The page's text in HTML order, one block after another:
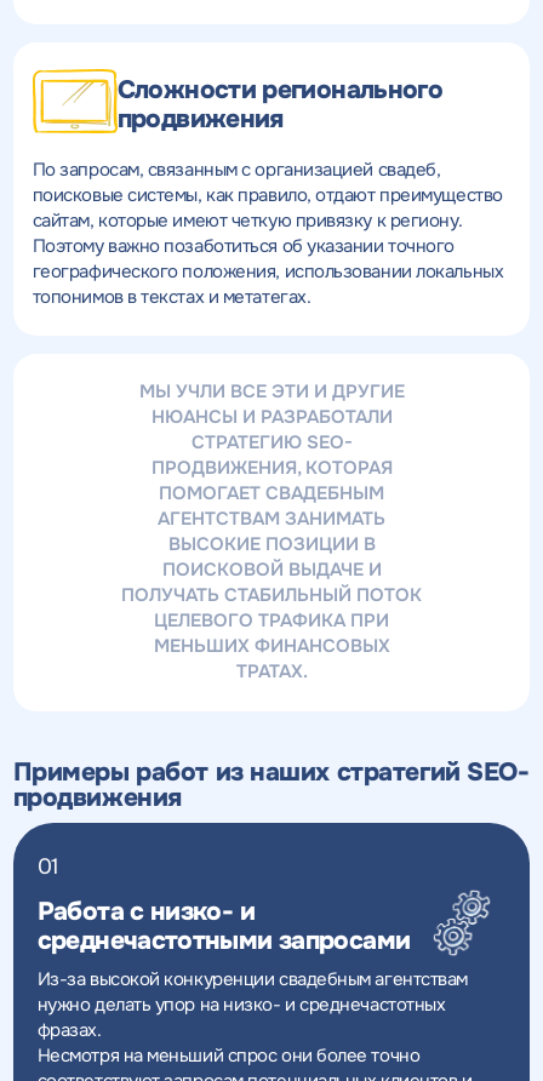
Сложности регионального
продвижения
По запросам, связанным с организацией свадеб,
поисковые системы, как правило, отдают преимущество
сайтам, которые имеют четкую привязку к региону.
Поэтому важно позаботиться об указании точного
географического положения, использовании локальных
топонимов в текстах и метатегах.
МЫ УЧЛИ ВСЕ ЭТИ И ДРУГИЕ
НЮАНСЫ И РАЗРАБОТАЛИ
СТРАТЕГИЮ SEO-
ПРОДВИЖЕНИЯ, КОТОРАЯ
ПОМОГАЕТ СВАДЕБНЫМ
АГЕНТСТВАМ ЗАНИМАТЬ
ВЫСОКИЕ ПОЗИЦИИ В
ПОИСКОВОЙ ВЫДАЧЕ И
ПОЛУЧАТЬ СТАБИЛЬНЫЙ ПОТОК
ЦЕЛЕВОГО ТРАФИКА ПРИ
МЕНЬШИХ ФИНАНСОВЫХ
ТРАТАХ.
Примеры работ из наших стратегий SEO-
продвижения
01
Работа с низко- и
среднечастотными запросами
Из-за высокой конкуренции свадебным агентствам
нужно делать упор на низко- и среднечастотных
фразах.
Несмотря на меньший спрос они более точно